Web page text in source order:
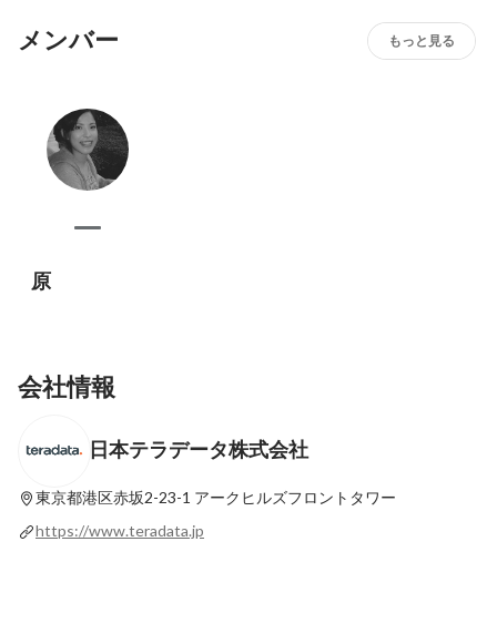
メンバー もっと見る
原
会社情報
日本テラデータ株式会社
東京都港区赤坂2-23-1 アークヒルズフロントタワー
https://www.teradata.jp